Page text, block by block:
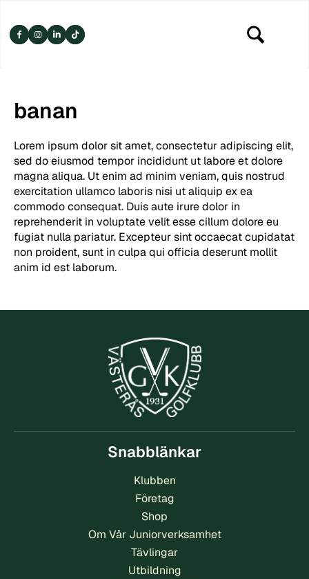
banan
Lorem ipsum dolor sit amet, consectetur adipiscing elit,
sed do eiusmod tempor incididunt ut labore et dolore
magna aliqua. Ut enim ad minim veniam, quis nostrud
exercitation ullamco laboris nisi ut aliquip ex ea
commodo consequat. Duis aute irure dolor in
reprehenderit in voluptate velit esse cillum dolore eu
fugiat nulla pariatur. Excepteur sint occaecat cupidatat
non proident, sunt in culpa qui officia deserunt mollit
anim id est laborum.
Snabblänkar
Klubben
Företag
Shop
Om Vår Juniorverksamhet
Tävlingar
Utbildning